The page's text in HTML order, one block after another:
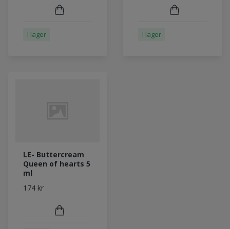
I lager I lager
LE- Buttercream
Queen of hearts 5
ml
174 kr